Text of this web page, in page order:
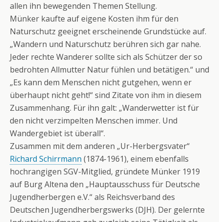
allen ihn bewegenden Themen Stellung.
Münker kaufte auf eigene Kosten ihm für den
Naturschutz geeignet erscheinende Grundstücke auf.
„Wandern und Naturschutz berühren sich gar nahe.
Jeder rechte Wanderer sollte sich als Schützer der so
bedrohten Allmutter Natur fühlen und betätigen.“ und
„Es kann dem Menschen nicht gutgehen, wenn er
überhaupt nicht geht!“ sind Zitate von ihm in diesem
Zusammenhang. Für ihn galt: „Wanderwetter ist für
den nicht verzimpelten Menschen immer. Und
Wandergebiet ist überall“.
Zusammen mit dem anderen „Ur-Herbergsvater“
Richard Schirrmann (1874-1961), einem ebenfalls
hochrangigen SGV-Mitglied, gründete Münker 1919
auf Burg Altena den „Hauptausschuss für Deutsche
Jugendherbergen e.V.“ als Reichsverband des
Deutschen Jugendherbergswerks (DJH). Der gelernte